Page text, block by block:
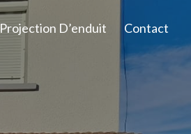
Projection D’enduit Contact